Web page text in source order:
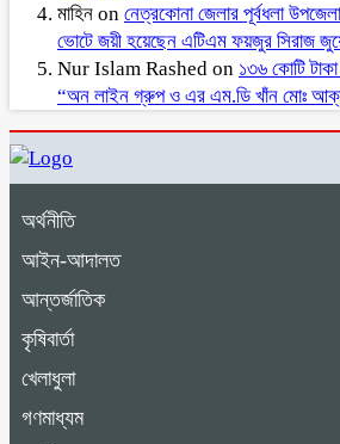
মাহিন on নেত্রকোনা জেলার পূর্বধলা
ভোটে জয়ী হয়েছেন এটিএম ফয়জুর সিরাজ
Nur Islam Rashed on ১৩৬ কোটি
“অন লাইন গ্রুপ ও এর এম.ডি খাঁন মোঃ
অর্থনীতি
আইন-আদালত
আন্তর্জাতিক
কৃষিবার্তা
খেলাধুলা
গণমাধ্যম